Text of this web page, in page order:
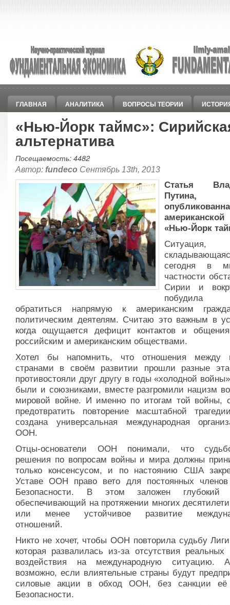
ГЛАВНАЯ АНАЛИТИКА ВОПРОСЫ ТЕОРИИ
«Нью-Йорк таймс»:
альтернатива
Посещаемость: 4482
Автор: fundeco Сентябрь 13th, 2013
Статья
Путина,
американской
«Нью-Йорк
Ситуация,
сегодня в
частности
Сирии и
побудила
обратиться напрямую к американским
политическим деятелям. Считаю это важным в
когда ощущается дефицит контактов и
российским и американским обществами.
Хотел бы напомнить, что отношения между
странами в своём развитии прошли разные
противостояли друг другу в годы «холодной
были и союзниками, вместе разгромили нацизм
мировой войне. И именно по итогам той войны,
предотвратить повторение масштабной
создана универсальная международная
ООН.
Отцы-основатели ООН понимали, что
решения по вопросам войны и мира должны
только консенсусом, и по настоянию США
Уставе ООН право вето для постоянных членов
Безопасности. В этом заложен глубокий
обеспечивающий на протяжении многих
или менее устойчивое развитие
отношений.
Никто не хочет, чтобы ООН повторила судьбу
которая развалилась из-за отсутствия реальных
воздействия на международную ситуацию.
возможно, если влиятельные страны будут
силовые акции в обход ООН, без санкции её
Безопасности.